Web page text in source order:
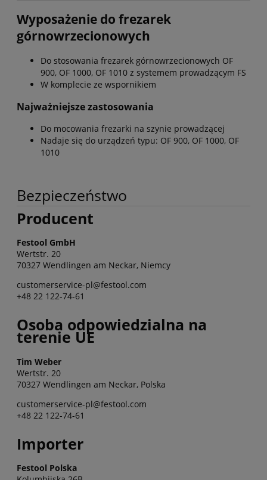
Wyposażenie do frezarek
górnowrzecionowych
Do stosowania frezarek górnowrzecionowych OF
900, OF 1000, OF 1010 z systemem prowadzącym FS
W komplecie ze wspornikiem
Najważniejsze zastosowania
Do mocowania frezarki na szynie prowadzącej
Nadaje się do urządzeń typu: OF 900, OF 1000, OF
1010
Bezpieczeństwo
Producent
Festool GmbH
Wertstr. 20
70327 Wendlingen am Neckar, Niemcy
customerservice-pl@festool.com
+48 22 122-74-61
Osoba odpowiedzialna na
terenie UE
Tim Weber
Wertstr. 20
70327 Wendlingen am Neckar, Polska
customerservice-pl@festool.com
+48 22 122-74-61
Importer
Festool Polska